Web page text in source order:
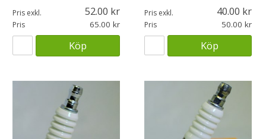
Pris exkl. 52.00
Pris 65.00
Köp
Pris exkl. 40.00
Pris 50.00
Köp